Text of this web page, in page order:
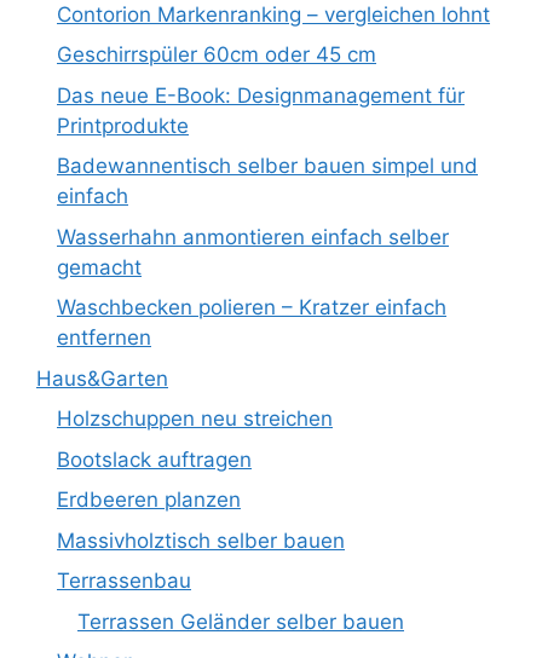
Contorion Markenranking – vergleichen lohnt
Geschirrspüler 60cm oder 45 cm
Das neue E-Book: Designmanagement für
Printprodukte
Badewannentisch selber bauen simpel und
einfach
Wasserhahn anmontieren einfach selber
gemacht
Waschbecken polieren – Kratzer einfach
entfernen
Haus&Garten
Holzschuppen neu streichen
Bootslack auftragen
Erdbeeren planzen
Massivholztisch selber bauen
Terrassenbau
Terrassen Geländer selber bauen